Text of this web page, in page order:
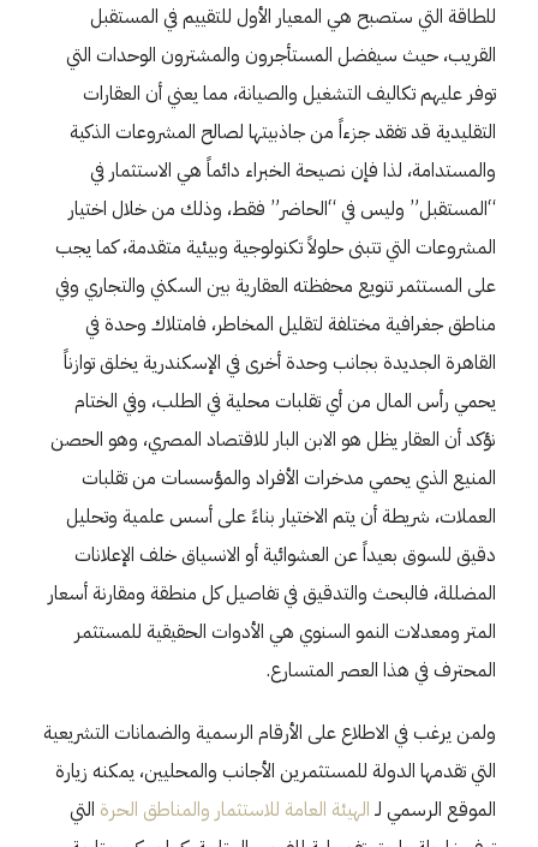
للطاقة التي ستصبح هي المعيار الأول للتقييم في المستقبل
القريب، حيث سيفضل المستأجرون والمشترون الوحدات التي
توفر عليهم تكاليف التشغيل والصيانة، مما يعني أن العقارات
التقليدية قد تفقد جزءاً من جاذبيتها لصالح المشروعات الذكية
والمستدامة، لذا فإن نصيحة الخبراء دائماً هي الاستثمار في
“المستقبل” وليس في “الحاضر” فقط، وذلك من خلال اختيار
المشروعات التي تتبنى حلولاً تكنولوجية وبيئية متقدمة، كما يجب
على المستثمر تنويع محفظته العقارية بين السكني والتجاري وفي
مناطق جغرافية مختلفة لتقليل المخاطر، فامتلاك وحدة في
القاهرة الجديدة بجانب وحدة أخرى في الإسكندرية يخلق توازناً
يحمي رأس المال من أي تقلبات محلية في الطلب، وفي الختام
نؤكد أن العقار يظل هو الابن البار للاقتصاد المصري، وهو الحصن
المنيع الذي يحمي مدخرات الأفراد والمؤسسات من تقلبات
العملات، شريطة أن يتم الاختيار بناءً على أسس علمية وتحليل
دقيق للسوق بعيداً عن العشوائية أو الانسياق خلف الإعلانات
المضللة، فالبحث والتدقيق في تفاصيل كل منطقة ومقارنة أسعار
المتر ومعدلات النمو السنوي هي الأدوات الحقيقية للمستثمر
المحترف في هذا العصر المتسارع.
ولمن يرغب في الاطلاع على الأرقام الرسمية والضمانات التشريعية
التي تقدمها الدولة للمستثمرين الأجانب والمحليين، يمكنه زيارة
الموقع الرسمي لـ الهيئة العامة للاستثمار والمناطق الحرة التي